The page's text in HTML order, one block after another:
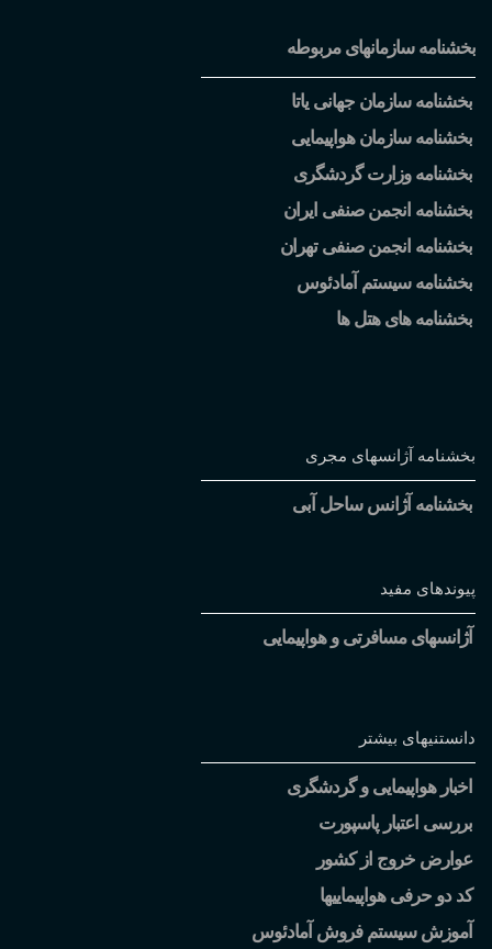
بخشنامه سازمانهای مربوطه
بخشنامه سازمان جهانی یاتا
بخشنامه سازمان هواپیمایی
بخشنامه وزارت گردشگری
بخشنامه انجمن صنفی ایران
بخشنامه انجمن صنفی تهران
بخشنامه سیستم آمادئوس
بخشنامه های هتل ها
بخشنامه آژانسهای مجری
بخشنامه آژانس ساحل آبی
پیوندهای مفید
آژانسهای مسافرتی و هواپیمایی
دانستنیهای بیشتر
اخبار هواپیمایی و گردشگری
بررسی اعتبار پاسپورت
عوارض خروج از کشور
کد دو حرفی هواپیماییها
آموزش سیستم فروش آمادئوس